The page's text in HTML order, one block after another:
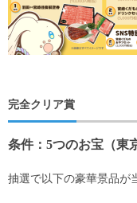
完全クリア賞
条件：5つのお宝（東
抽選で以下の豪華景品が